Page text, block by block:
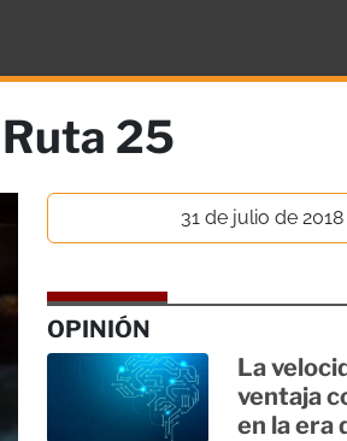
25
31 de julio de 2018
OPINIÓN
La
ventaja
en la era